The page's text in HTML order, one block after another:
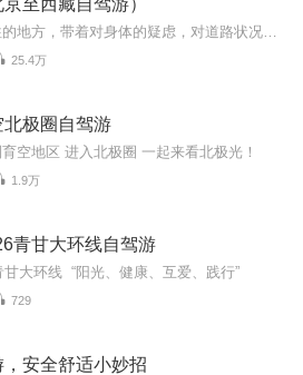
25.4万
北极圈自驾游
空地区 进入北极圈 一起来看北极光！
1.9万
青甘大环线自驾游
甘大环线 “阳光、健康、互爱、践行”
729
安全舒适小妙招